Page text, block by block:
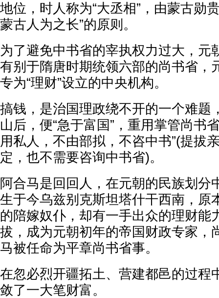
地位，时人称为“大丞相”，由蒙古勋
蒙古人为之长”的原则。
为了避免中书省的宰执权力过大，元
有别于隋唐时期统领六部的尚书省，
专为“理财”设立的中央机构。
搞钱，是治国理政绕不开的一个难题
山后，便“急于富国”，重用掌管尚书
用私人，不由部拟，不咨中书”(提拔
定，也不需要咨询中书省)。
阿合马是回回人，在元朝的民族划分
生于今乌兹别克斯坦塔什干西南，原
的陪嫁奴仆，却有一手出众的理财能
拔，成为元朝初年的帝国财政专家，
马被任命为平章尚书省事。
在忽必烈开疆拓土、营建都邑的过程
敛了一大笔财富。